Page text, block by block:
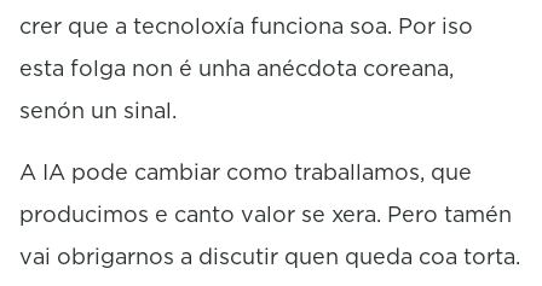
crer que a tecnoloxía funciona soa. Por iso
esta folga non é unha anécdota coreana,
senón un sinal.
A IA pode cambiar como traballamos, que
producimos e canto valor se xera. Pero tamén
vai obrigarnos a discutir quen queda coa torta.